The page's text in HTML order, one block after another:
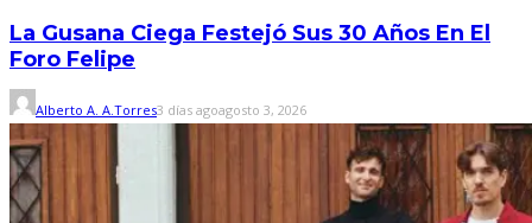
La Gusana Ciega Festejó Sus 30 Años En El
Foro Felipe
Alberto A. A.Torres3 días agoagosto 3, 2026